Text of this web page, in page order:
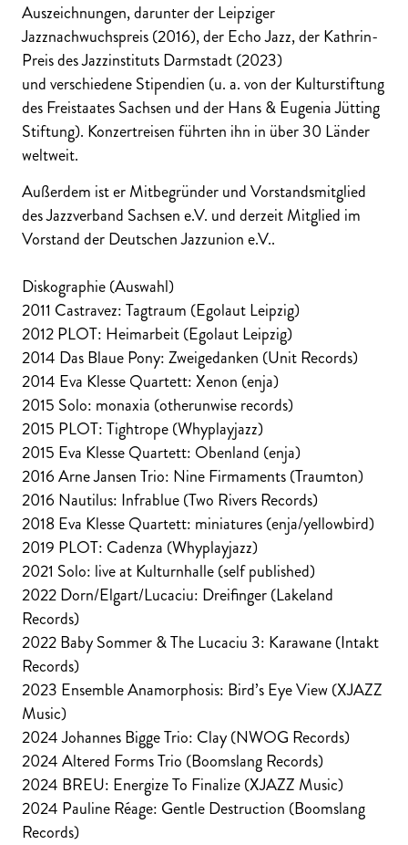
Auszeichnungen, darunter der Leipziger
Jazznachwuchspreis (2016), der Echo Jazz, der Kathrin-
Preis des Jazzinstituts Darmstadt (2023)
und verschiedene Stipendien (u. a. von der Kulturstiftung
des Freistaates Sachsen und der Hans & Eugenia Jütting
Stiftung). Konzertreisen führten ihn in über 30 Länder
weltweit.
Außerdem ist er Mitbegründer und Vorstandsmitglied
des Jazzverband Sachsen e.V. und derzeit Mitglied im
Vorstand der Deutschen Jazzunion e.V..
Diskographie (Auswahl)
2011 Castravez: Tagtraum (Egolaut Leipzig)
2012 PLOT: Heimarbeit (Egolaut Leipzig)
2014 Das Blaue Pony: Zweigedanken (Unit Records)
2014 Eva Klesse Quartett: Xenon (enja)
2015 Solo: monaxia (otherunwise records)
2015 PLOT: Tightrope (Whyplayjazz)
2015 Eva Klesse Quartett: Obenland (enja)
2016 Arne Jansen Trio: Nine Firmaments (Traumton)
2016 Nautilus: Infrablue (Two Rivers Records)
2018 Eva Klesse Quartett: miniatures (enja/yellowbird)
2019 PLOT: Cadenza (Whyplayjazz)
2021 Solo: live at Kulturnhalle (self published)
2022 Dorn/Elgart/Lucaciu: Dreifinger (Lakeland
Records)
2022 Baby Sommer & The Lucaciu 3: Karawane (Intakt
Records)
2023 Ensemble Anamorphosis: Bird’s Eye View (XJAZZ
Music)
2024 Johannes Bigge Trio: Clay (NWOG Records)
2024 Altered Forms Trio (Boomslang Records)
2024 BREU: Energize To Finalize (XJAZZ Music)
2024 Pauline Réage: Gentle Destruction (Boomslang
Records)